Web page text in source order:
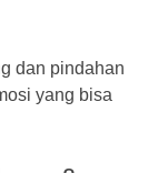
dan pindahan
yang bisa